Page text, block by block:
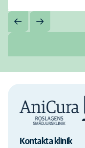
Kontakta klinik